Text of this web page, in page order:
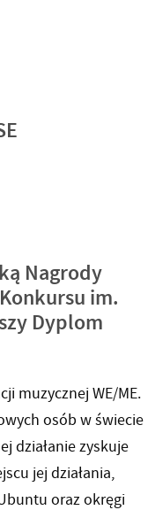
Nagrody
im.
Dyplom
muzycznej WE/ME.
osób w świecie
działanie zyskuje
jej działania,
oraz okręgi